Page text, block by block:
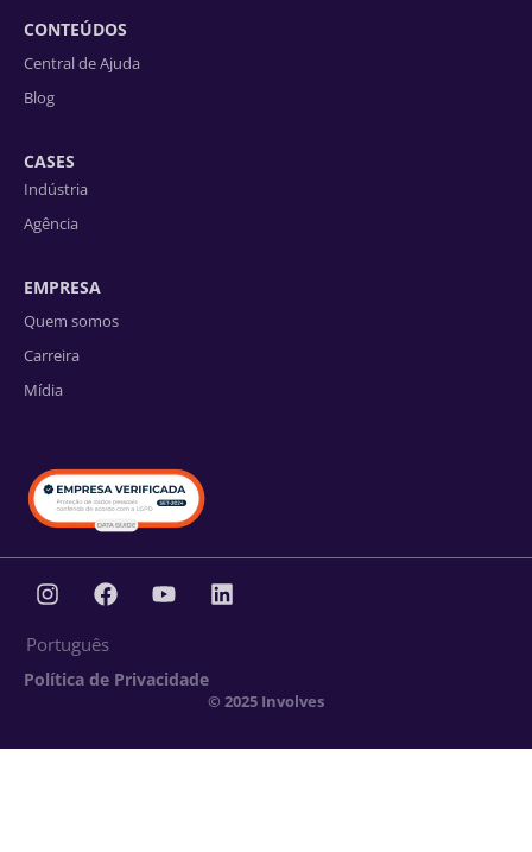
CONTEÚDOS
Central de Ajuda
Blog
CASES
Indústria
Agência
EMPRESA
Quem somos
Carreira
Mídia
Política de Privacidade
Português
© 2025 Involves